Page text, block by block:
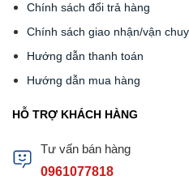
Chính sách đổi trả hàng
Chính sách giao nhận/vận
Hướng dẫn thanh toán
Hướng dẫn mua hàng
HỖ TRỢ KHÁCH HÀNG
Tư vấn bán hàng
0961077818